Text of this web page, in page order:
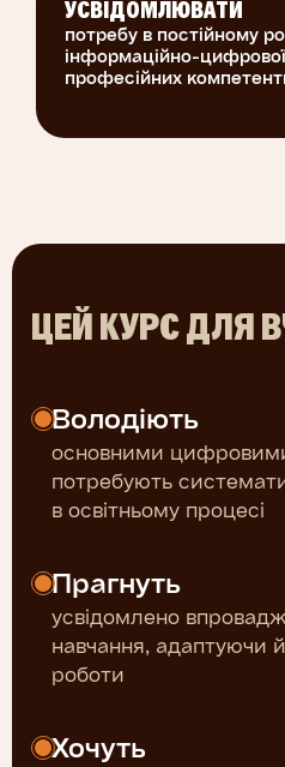
УСВІДОМЛЮВАТИ
потребу в постійному
інформаційно-
професійних
ЦЕЙ КУРС ДЛЯ
Володіють
основними
потребують
в освітньому процесі
Прагнуть
усвідомлено
навчання, адаптуючи
роботи
Хочуть